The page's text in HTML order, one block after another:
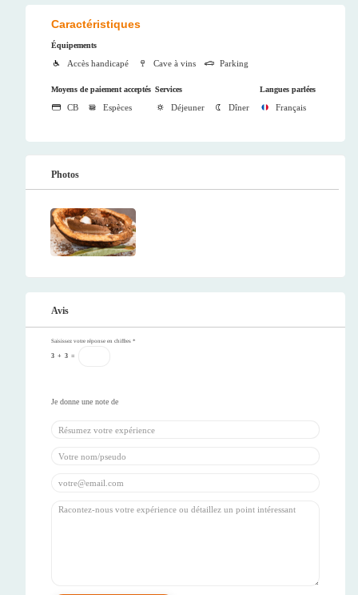
Caractéristiques
Équipements
Accès handicapé Cave à vins Parking
Moyens de paiement acceptés
CB Espèces
Services
Déjeuner Dîner
Langues parlées
Français
Photos
Avis
Saisissez votre réponse en chiffres *
3 + 3 =